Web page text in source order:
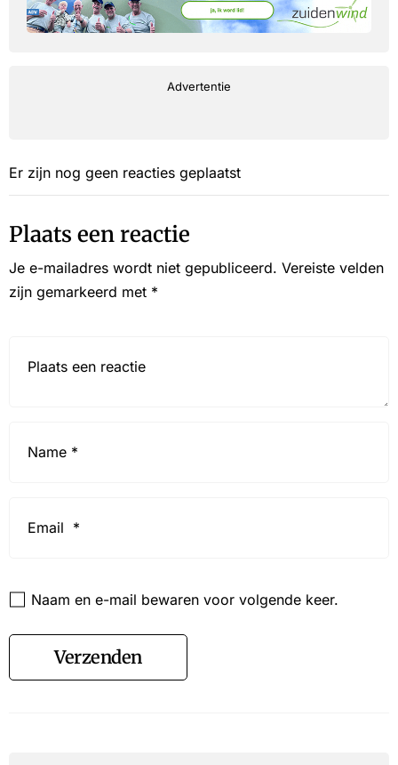
Advertentie
Er zijn nog geen reacties geplaatst
Plaats een reactie
Je e-mailadres wordt niet gepubliceerd. Vereiste velden
zijn gemarkeerd met *
Naam en e-mail bewaren voor volgende keer.
Verzenden